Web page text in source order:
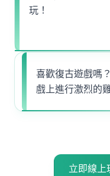
玩！
喜歡復古遊戲嗎
戲上進行激烈的
立即線上